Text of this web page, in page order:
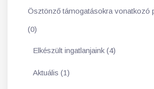
Ösztönző támogatásokra vonatkozó
(0)
Elkészült ingatlanjaink (4)
Aktuális (1)